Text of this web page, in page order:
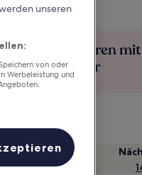
Mehr sparen
Mitglieder
unseren
von oder
Werbeleistung und